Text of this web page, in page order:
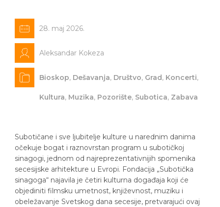
28. maj 2026.
Aleksandar Kokeza
Bioskop, Dešavanja, Društvo, Grad, Koncerti,
Kultura, Muzika, Pozorište, Subotica, Zabava
Subotičane i sve ljubitelje kulture u narednim danima
očekuje bogat i raznovrstan program u subotičkoj
sinagogi, jednom od najreprezentativnijih spomenika
secesijske arhitekture u Evropi. Fondacija „Subotička
sinagoga“ najavila je četiri kulturna događaja koji će
objediniti filmsku umetnost, književnost, muziku i
obeležavanje Svetskog dana secesije, pretvarajući ovaj